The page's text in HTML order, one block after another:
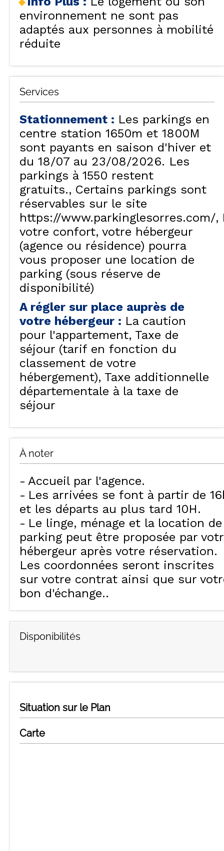
environnement ne sont pas
adaptés aux personnes à mobilité
réduite
Services
Stationnement : Les parkings en
centre station 1650m et 1800M
sont payants en saison d'hiver et
du 18/07 au 23/08/2026. Les
parkings à 1550 restent
gratuits.
Certains parkings sont
réservables sur le site
https://www.parkinglesorres.com/
votre confort, votre hébergeur
(agence ou résidence) pourra
vous proposer une location de
parking (sous réserve de
disponibilité)
A régler sur place auprès de
votre hébergeur : La caution
pour l'appartement Taxe de
séjour (tarif en fonction du
classement de votre
hébergement) Taxe additionnelle
départementale à la taxe de
séjour
À noter
Accueil par l'agence
Les arrivées se font à partir de
et les départs au plus tard 10H
Le linge, ménage et la location de
parking peut être proposée par
hébergeur après votre réservation.
Les coordonnées seront inscrites
sur votre contrat ainsi que sur
bon d'échange.
Disponibilités
Situation sur le Plan
Carte